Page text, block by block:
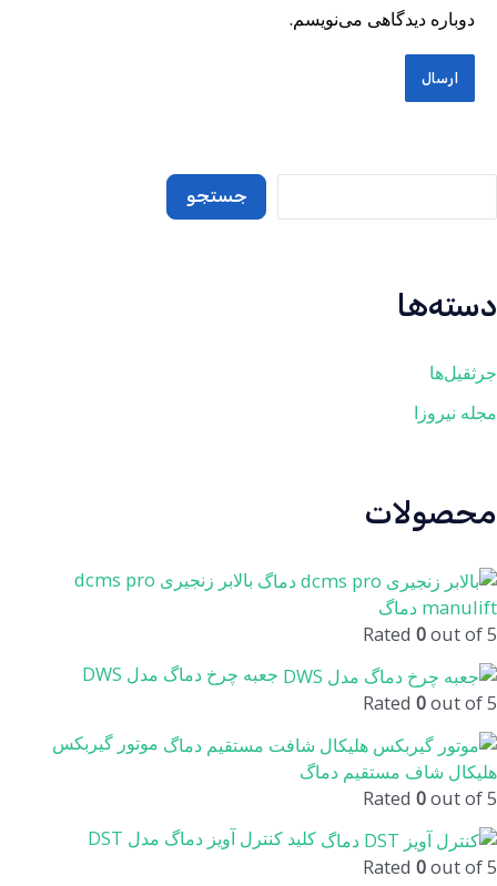
دوباره دیدگاهی می‌نویسم.
جستجو
دسته‌ها
جرثقیل‌ها
مجله نیروزا
محصولات
بالابر زنجیری dcms pro
manulift دماگ
Rated 0out of 5
جعبه چرخ دماگ مدل DWS
Rated 0out of 5
موتور گیربکس
هلیکال شاف مستقیم دماگ
Rated 0out of 5
کلید کنترل آویز دماگ مدل DST
Rated 0out of 5